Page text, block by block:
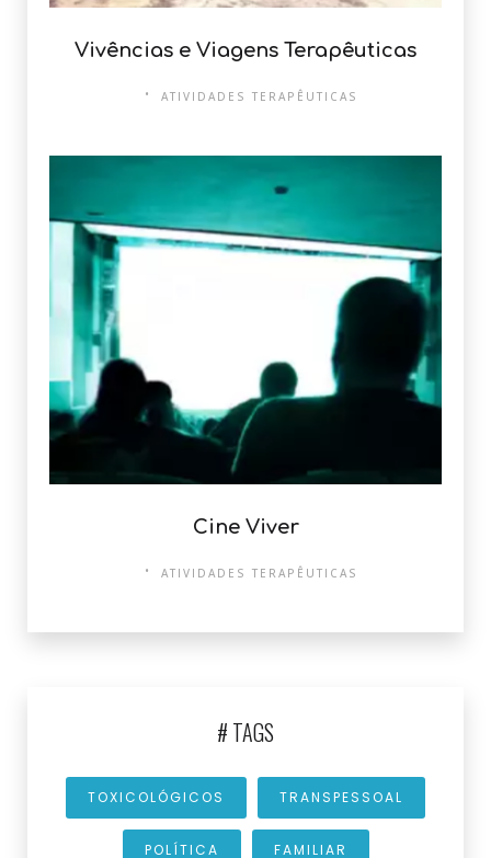
Vivências e Viagens Terapêuticas
ATIVIDADES TERAPÊUTICAS
Cine Viver
ATIVIDADES TERAPÊUTICAS
# TAGS
TOXICOLÓGICOS TRANSPESSOAL
POLÍTICA FAMILIAR